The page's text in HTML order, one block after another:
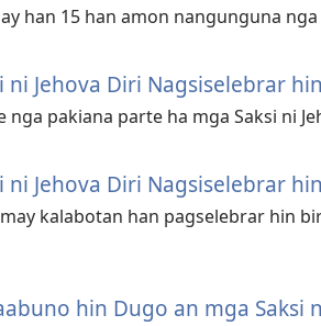
han 15 han amon nangunguna
ni Jehova Diri Nagsiselebrar
pakiana parte ha mga Saksi ni
ni Jehova Diri Nagsiselebrar
kalabotan han pagselebrar hin
hin Dugo an mga Saksi